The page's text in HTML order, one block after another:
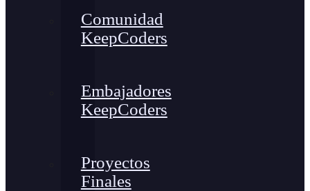
Comunidad
KeepCoders
Embajadores
KeepCoders
Proyectos
Finales